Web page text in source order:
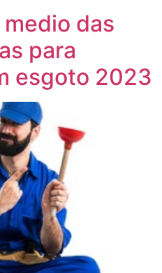
das
para
esgoto 2023